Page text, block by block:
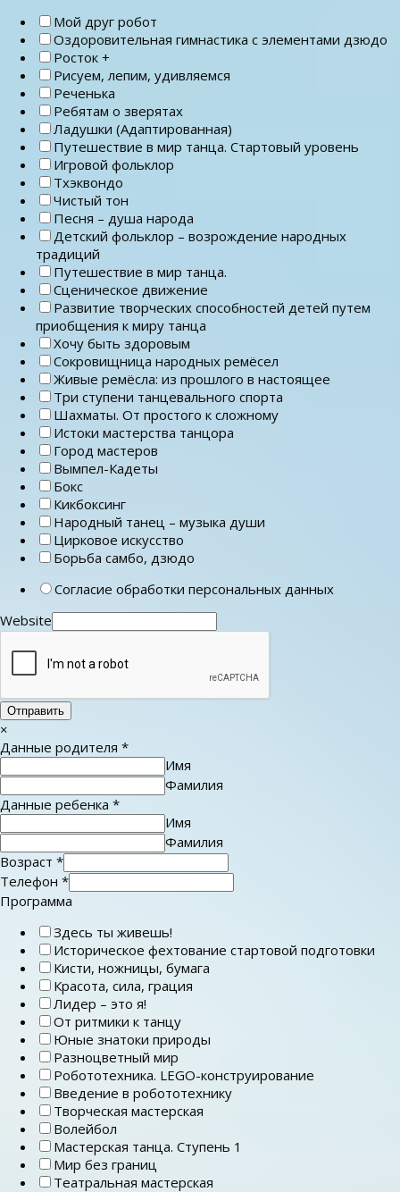
Мой друг робот
Оздоровительная гимнастика с элементами дзюдо
Росток +
Рисуем, лепим, удивляемся
Реченька
Ребятам о зверятах
Ладушки (Адаптированная)
Путешествие в мир танца. Стартовый уровень
Игровой фольклор
Тхэквондо
Чистый тон
Песня – душа народа
Детский фольклор – возрождение народных
традиций
Путешествие в мир танца.
Сценическое движение
Развитие творческих способностей детей путем
приобщения к миру танца
Хочу быть здоровым
Сокровищница народных ремёсел
Живые ремёсла: из прошлого в настоящее
Три ступени танцевального спорта
Шахматы. От простого к сложному
Истоки мастерства танцора
Город мастеров
Вымпел-Кадеты
Бокс
Кикбоксинг
Народный танец – музыка души
Цирковое искусство
Борьба самбо, дзюдо
Согласие обработки персональных данных
Website
Отправить
×
Данные родителя *
Имя
Фамилия
Данные ребенка *
Имя
Фамилия
Возраст *
Телефон *
Программа
Здесь ты живешь!
Историческое фехтование стартовой подготовки
Кисти, ножницы, бумага
Красота, сила, грация
Лидер – это я!
От ритмики к танцу
Юные знатоки природы
Разноцветный мир
Робототехника. LEGO-конструирование
Введение в робототехнику
Творческая мастерская
Волейбол
Мастерская танца. Ступень 1
Мир без границ
Театральная мастерская